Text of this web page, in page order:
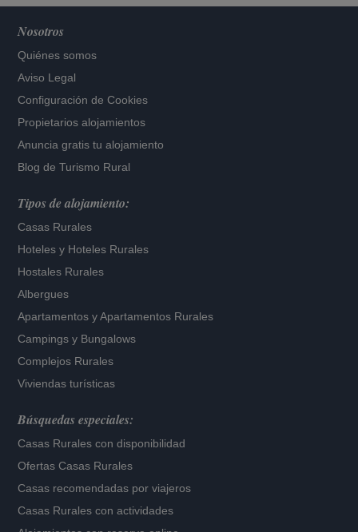
Nosotros
Quiénes somos
Aviso Legal
Configuración de Cookies
Propietarios alojamientos
Anuncia gratis tu alojamiento
Blog de Turismo Rural
Tipos de alojamiento:
Casas Rurales
Hoteles y Hoteles Rurales
Hostales Rurales
Albergues
Apartamentos yApartamentos Rurales
Campings y Bungalows
Complejos Rurales
Viviendas turísticas
Búsquedas especiales:
Casas Rurales con disponibilidad
Ofertas Casas Rurales
Casas recomendadas por viajeros
Casas Rurales con actividades